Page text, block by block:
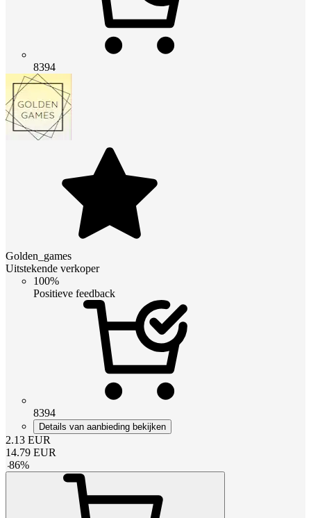
8394
Golden_games
Uitstekende verkoper
100%
Positieve feedback
8394
Details van aanbieding bekijken
2.13 EUR
14.79 EUR
-86%